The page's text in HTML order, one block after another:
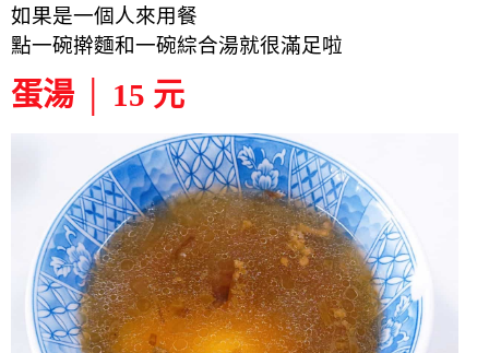
如果是一個人來用餐
點一碗擀麵和一碗綜合湯就很滿足啦
蛋湯 │ 15 元